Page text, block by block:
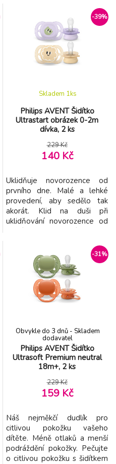
velikosti prsů a bradavek
pohodlně a bezpečně
padnou. Používejte se
sběrnými nádobkami Philips
Avent bez nutnosti použití
rukou. Vlastnosti: - Napodobu
-39%
Philips AVENT Šidítko
Ultrastart obrázek 0-2m
dívka, 2 ks
Skladem 1ks
229 Kč
140 Kč
Uklidňuje novorozence od
prvního dne. Malé a lehké
provedení, aby sedělo tak
akorát. Klid na duši při
uklidňování novorozence od
malému a lehkému provedení
dokonale přizpůsobí ústům
vašeho novorozence. Ať už
se o miminko stará kdokoli,
pohodlí a úleva jsou na
dosah. Vlastnosti: - Pra
-31%
Philips AVENT Šidítko
Ultrasoft Premium neutral
18m+, 2 ks
Obvykle do 3 dnů - Skladem
dodavatel
229 Kč
159 Kč
Náš nejměkčí dudlík pro
citlivou pokožku vašeho
dítěte. Méně otlaků a menší
podráždění pokožky. Pečujte
o citlivou pokožku s šidítkem